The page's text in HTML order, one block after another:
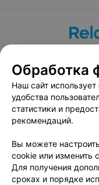
Вакансии
Публичный
Связаться
Обработка
Наш сайт
удобства
статистики и
рекомендаций.
Вы можете
cookie или изменить
Для получения
сроках и порядке